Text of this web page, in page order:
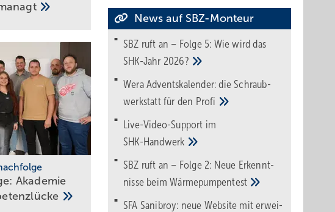
Aka­de­mie
News auf SBZ-Monteur
SBZ ruft an – Folge 5: Wie wird das
SHK-Jahr 2026?
Wera Adventskalender: die Schraub­
werk­statt für den Pro­fi
Live-Video-Support im
SHK-Handwerk
SBZ ruft an – Folge 2: Neue Erkennt­
nisse beimWärme­pumpen­test
SFA Sanibroy: neue Web­site mit erwei­